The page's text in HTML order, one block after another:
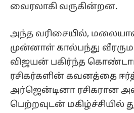
வைரலாகி வருகின்றன.
அந்த வரிசையில், மலையாள
முன்னாள் கால்பந்து
விஜயன் பகிர்ந்த
ரசிகர்களின் கவனத்தை
அர்ஜென்டினா ரசிகரான
பெற்றவுடன் மகிழ்ச்சியில்